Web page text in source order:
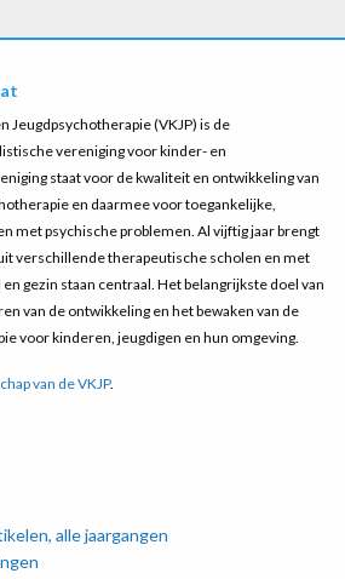
Jeugdpsychotherapie (VKJP) is de
vereniging voor kinder- en
staat voor de kwaliteit en ontwikkeling van
en daarmee voor toegankelijke,
met psychische problemen. Al vijftig jaar brengt
verschillende therapeutische scholen en met
gezin staan centraal. Het belangrijkste doel van
van de ontwikkeling en het bewaken van de
voor kinderen, jeugdigen en hun omgeving.
van de VKJP.
alle jaargangen